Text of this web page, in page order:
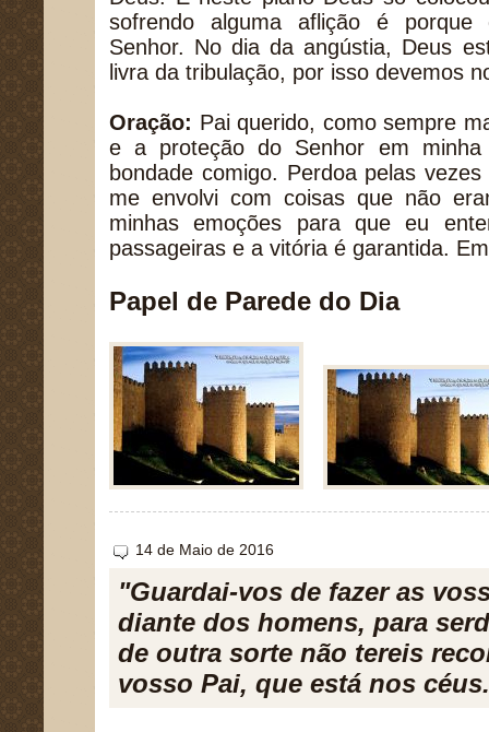
sofrendo alguma aflição é porque
Senhor. No dia da angústia, Deus
livra da tribulação, por isso devemos
Oração: Pai querido, como sempre
e a proteção do Senhor em
bondade comigo. Perdoa pelas
me envolvi com coisas que não
minhas emoções para que eu
passageiras e a vitória é garantida.
Papel de Parede do Dia
14 de Maio de 2016
"Guardai-vos de fazer as
diante dos homens, para
de outra sorte não tereis
vosso Pai, que está nos